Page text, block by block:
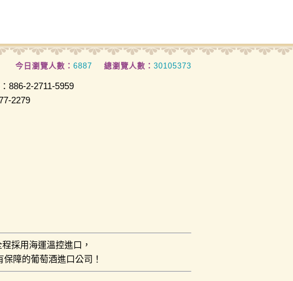
今日瀏覽人數： 6887 總瀏覽人數： 30105373
886-2-2711-5959
2279
採用海運溫控進口，
障的葡萄酒進口公司！